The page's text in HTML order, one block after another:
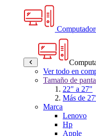
Ver todo en
Tamaño de
22" a 27"
Más de
Marca
Lenovo
Hp
Apple